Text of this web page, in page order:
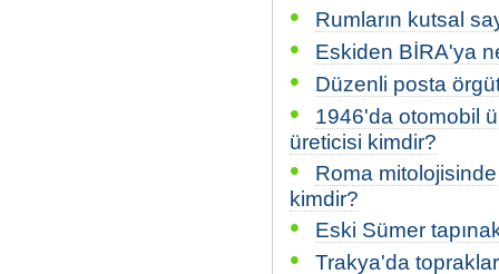
• Rumların kutsal
• Eskiden BİRA'ya
• Düzenli posta
•
1946'da otomobil
üreticisi kimdir?
•
Roma
kimdir?
• Eski Sümer
• Trakya'da